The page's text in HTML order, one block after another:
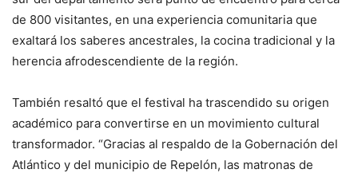
de 800 visitantes, en una experiencia comunitaria que
exaltará los saberes ancestrales, la cocina tradicional y la
herencia afrodescendiente de la región.
También resaltó que el festival ha trascendido su origen
académico para convertirse en un movimiento cultural
transformador. “Gracias al respaldo de la Gobernación del
Atlántico y del municipio de Repelón, las matronas de